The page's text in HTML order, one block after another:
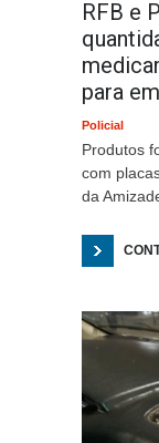
RFB e
para
Policial
Produtos
com
da